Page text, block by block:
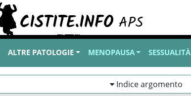
ALTRE PATOLOGIE MENOPAUSA SESSUALITÀ
Indice argomento